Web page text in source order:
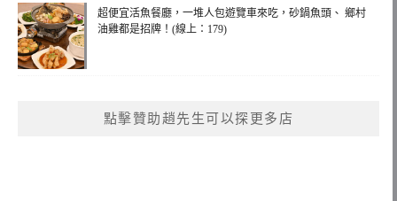
超便宜活魚餐廳，一堆人包遊覽車來吃，砂鍋魚頭、 鄉村
油雞都是招牌！(線上：179)
點擊贊助趙先生可以探更多店